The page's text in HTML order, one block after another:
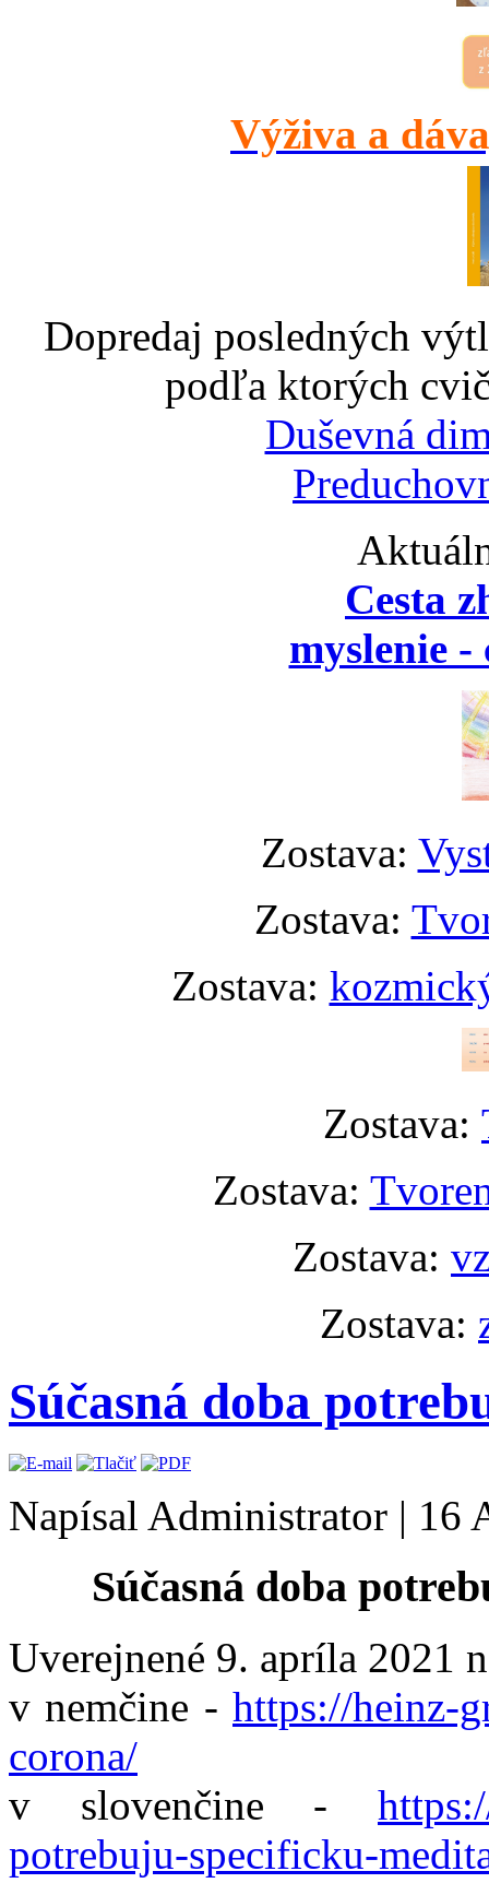
Výživa a
Dopredaj posledných
podľa ktorých
Duševná
Cesta
myslenie
Zostava:
Zostava:
Zostava:
Zostava:
Zostava:
Zostava:
Zostava:
Súčasná doba
Napísal Administrator | 16
Súčasná doba
Uverejnené 9. apríla 2021
v nemčine - https://heinz-
corona/
v slovenčine -
potrebuju-specificku-